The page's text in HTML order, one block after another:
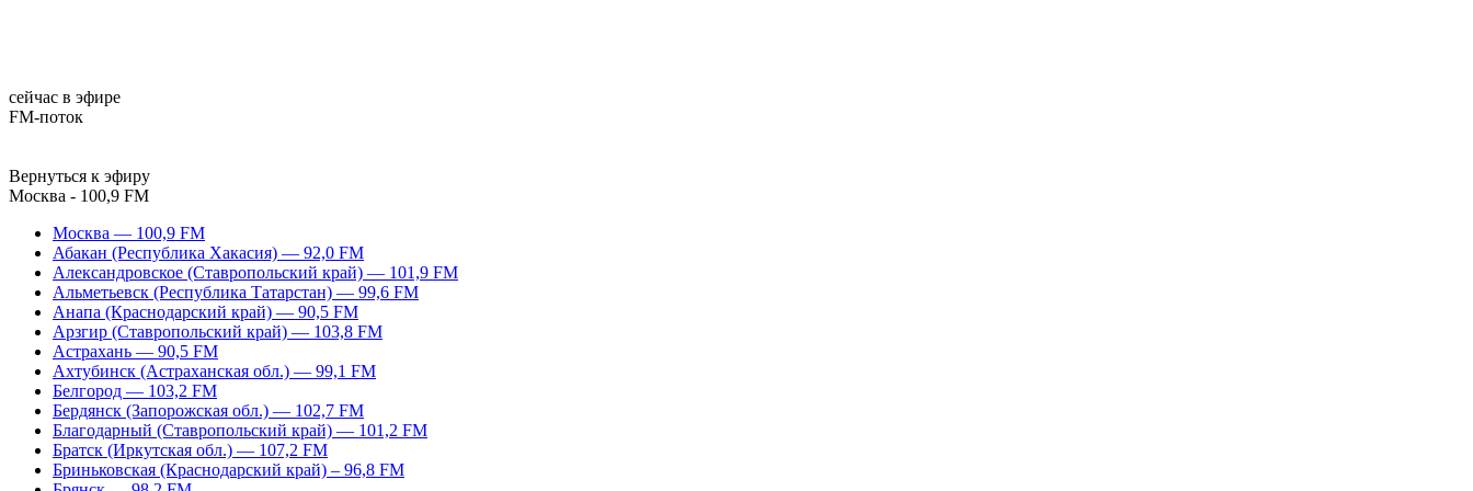
сейчас в эфире
FM-поток
Вернуться к эфиру
Москва - 100,9 FM
Москва — 100,9 FM
Абакан (Республика Хакасия) — 92,0 FM
Александровское (Ставропольский край) — 101,9 FM
Альметьевск (Республика Татарстан) — 99,6 FM
Анапа (Краснодарский край) — 90,5 FM
Арзгир (Ставропольский край) — 103,8 FM
Астрахань — 90,5 FM
Ахтубинск (Астраханская обл.) — 99,1 FM
Белгород — 103,2 FM
Бердянск (Запорожская обл.) — 102,7 FM
Благодарный (Ставропольский край) — 101,2 FM
Братск (Иркутская обл.) — 107,2 FM
Бриньковская (Краснодарский край) – 96,8 FM